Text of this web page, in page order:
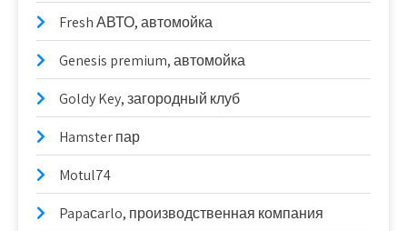
Fresh АВТО, автомойка
Genesis premium, автомойка
Goldy Key, загородный клуб
Hamster пар
Motul74
Papaсarlo, производственная компания